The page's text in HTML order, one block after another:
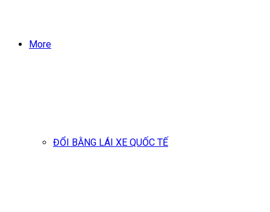
More
ĐỔI BẰNG LÁI XE QUỐC TẾ